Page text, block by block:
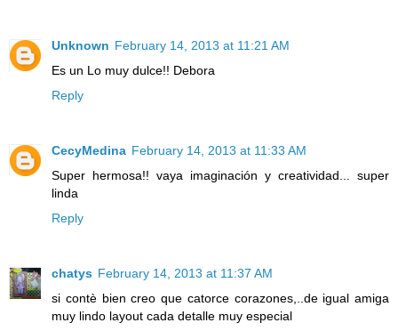
Unknown February 14, 2013 at 11:21 AM
Es un Lo muy dulce!! Debora
Reply
CecyMedina February 14, 2013 at 11:33 AM
Super hermosa!! vaya imaginación y creatividad... super
linda
Reply
chatys February 14, 2013 at 11:37 AM
si contè bien creo que catorce corazones,..de igual amiga
muy lindo layout cada detalle muy especial